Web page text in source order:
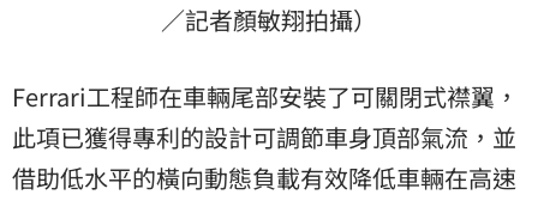
／記者顏敏翔拍攝）
Ferrari工程師在車輛尾部安裝了可關閉式襟翼，
此項已獲得專利的設計可調節車身頂部氣流，並
借助低水平的橫向動態負載有效降低車輛在高速